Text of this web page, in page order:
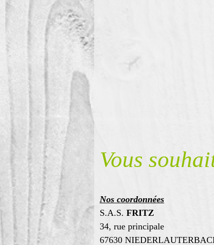
Vous
Nos coordonnées
S.A.S. FRITZ
34, rue principale
67630